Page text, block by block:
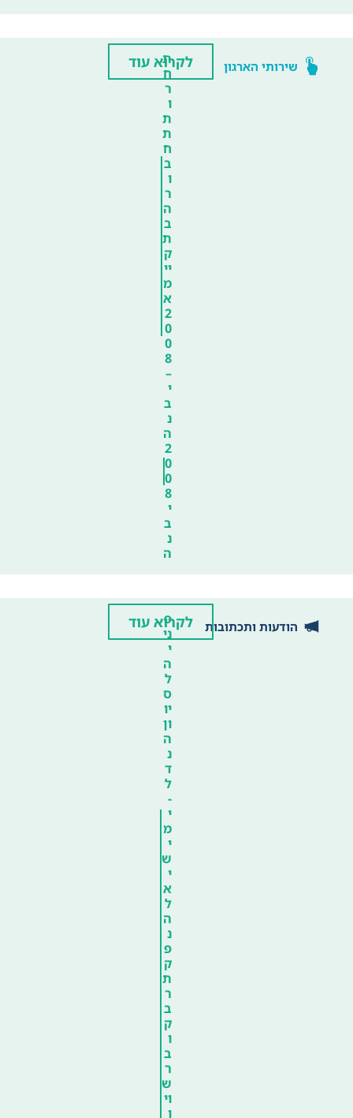
שירותי הארגון
ת
ח
ר
ו
ת
ת
ח
ב
ו
ר
ה
ב
ת
ק
יי
מ
א
2
0
0
8
–
י
ב
נ
ה
2
0
0
8
י
ב
נ
ה
לקרוא עוד
הודעות ותכתובות
פ
ני
י
ה
ל
ס
יו
ון
ה
נ
ד
ל
-
י
מ
י
ש
י
א
ל
ה
נ
פ
ק
ת
ר
ב
ק
ו
ב
ר
ש
וי
ו
לקרוא עוד